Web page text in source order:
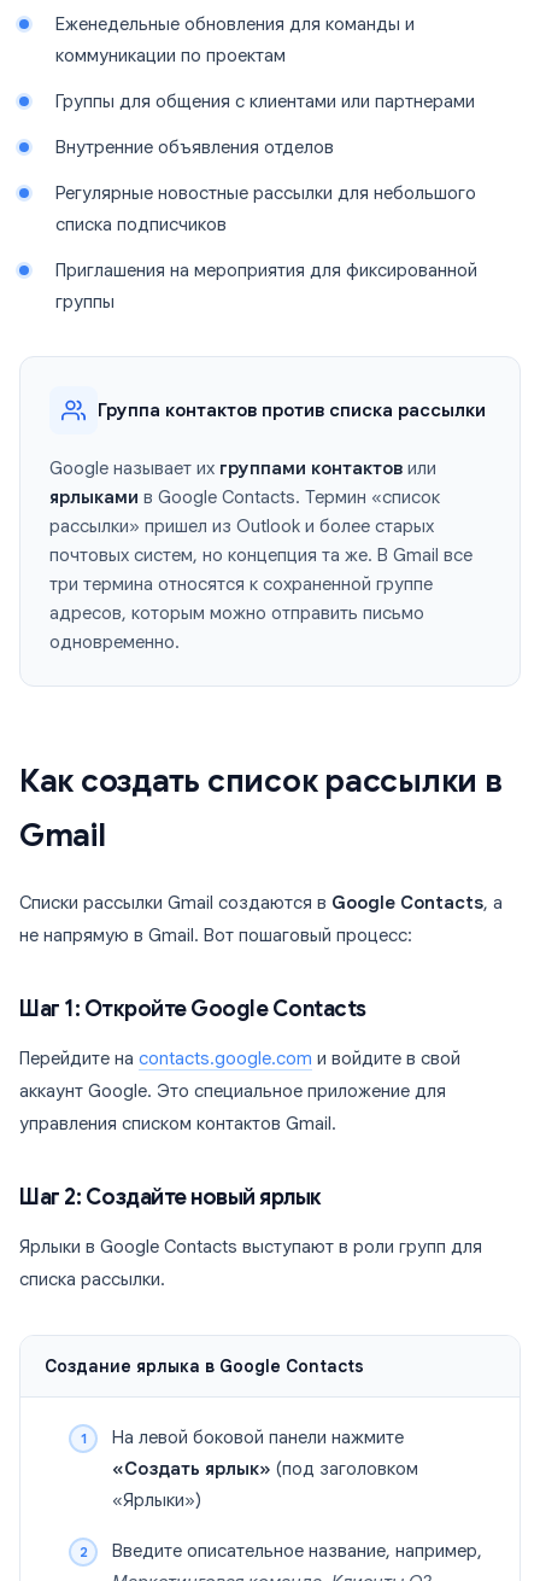
Еженедельные обновления для команды и
коммуникации по проектам
Группы для общения с клиентами или партнерами
Внутренние объявления отделов
Регулярные новостные рассылки для небольшого
списка подписчиков
Приглашения на мероприятия для фиксированной
группы
Группа контактов против списка рассылки
Google называет их группами контактов или
ярлыками в Google Contacts. Термин «список
рассылки» пришел из Outlook и более старых
почтовых систем, но концепция та же. В Gmail все
три термина относятся к сохраненной группе
адресов, которым можно отправить письмо
одновременно.
Как создать список рассылки в
Gmail
Списки рассылки Gmail создаются в Google Contacts, а
не напрямую в Gmail. Вот пошаговый процесс:
Шаг 1: Откройте Google Contacts
Перейдите на contacts.google.com и войдите в свой
аккаунт Google. Это специальное приложение для
управления списком контактов Gmail.
Шаг 2: Создайте новый ярлык
Ярлыки в Google Contacts выступают в роли групп для
списка рассылки.
Создание ярлыка в Google Contacts
На левой боковой панели нажмите
«Создать ярлык» (под заголовком
«Ярлыки»)
Введите описательное название, например,